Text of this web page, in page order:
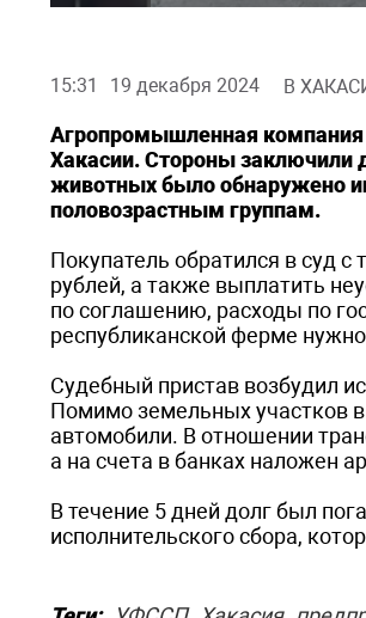
15:31 19 декабря 2024 В
Агропромышленная компания
Хакасии. Стороны заключили
животных было обнаружено
половозрастным группам.
Покупатель обратился в суд
рублей, а также выплатить
по соглашению, расходы по
республиканской ферме
Судебный пристав возбудил
Помимо земельных участков
автомобили. В отношении
а на счета в банках наложен
В течение 5 дней долг был
исполнительского сбора,